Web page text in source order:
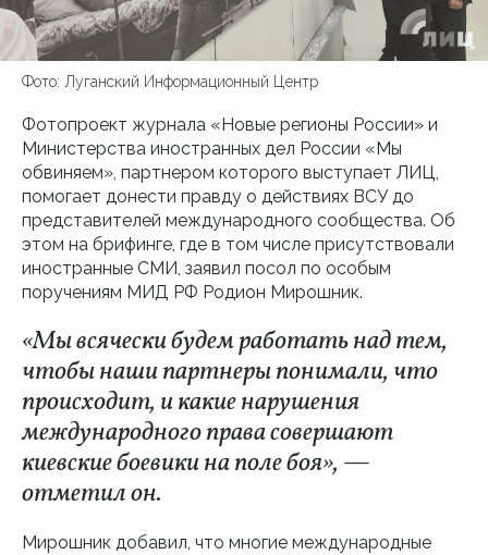
Фото: Луганский Информационный Центр
Фотопроект журнала «Новые регионы России» и
Министерства иностранных дел России «Мы
обвиняем», партнером которого выступает ЛИЦ,
помогает донести правду о действиях ВСУ до
представителей международного сообщества. Об
этом на брифинге, где в том числе присутствовали
иностранные СМИ, заявил посол по особым
поручениям МИД РФ Родион Мирошник.
«Мы всячески будем работать над тем,
чтобы наши партнеры понимали, что
происходит, и какие нарушения
международного права совершают
киевские боевики на поле боя», —
отметил он.
Мирошник добавил, что многие международные